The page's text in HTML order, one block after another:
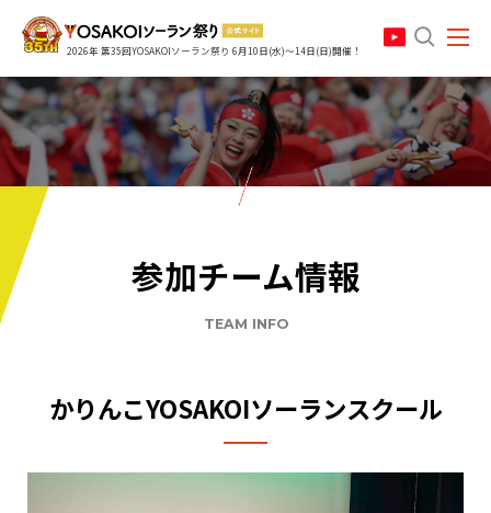
2026年 第35回YOSAKOIソーラン祭り 6月10日(水)～14日(日)開催！
search
参加チーム情報
TEAM INFO
かりんこYOSAKOIソーランスクール